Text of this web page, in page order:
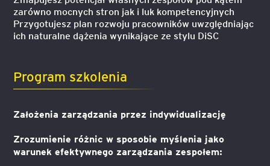
zarówno mocnych stron jak i luk kompetencyjnych
Przygotujesz plan rozwoju pracowników uwzględniając
ich naturalne dążenia wynikające ze stylu DiSC
Program szkolenia
Założenia zarządzania przez indywidualizację
Zrozumienie różnic w sposobie myślenia jako
warunek efektywnego zarządzania zespołem: